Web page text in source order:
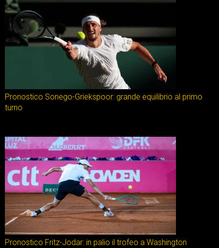
Pronostico Sonego-Griekspoor: grande equilibrio al primo
turno
Pronostico Fritz-Jodar: in palio il trofeo a Washington